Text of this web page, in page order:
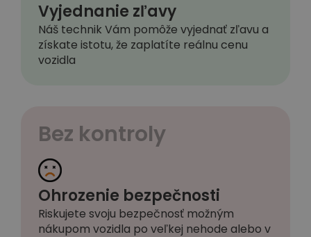
Vyjednanie zľavy
Náš technik Vám pomôže vyjednať zľavu a
získate istotu, že zaplatíte reálnu cenu
vozidla
Bez kontroly
Ohrozenie bezpečnosti
Riskujete svoju bezpečnosť možným
nákupom vozidla po veľkej nehode alebo v